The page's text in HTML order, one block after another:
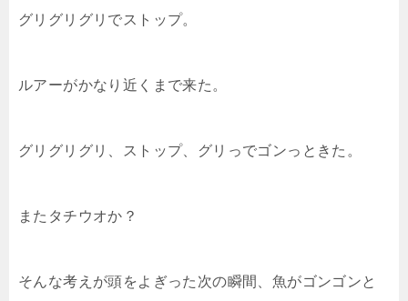
グリグリグリでストップ。
ルアーがかなり近くまで来た。
グリグリグリ、ストップ、グリっでゴンっときた。
またタチウオか？
そんな考えが頭をよぎった次の瞬間、魚がゴンゴンと